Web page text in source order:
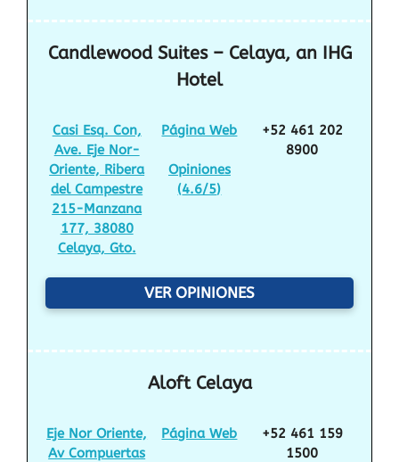
Candlewood Suites – Celaya, an IHG
Hotel
Casi Esq. Con,
Ave. Eje Nor-
Oriente, Ribera
del Campestre
215-Manzana
177, 38080
Celaya, Gto.
Página Web
Opiniones
(4.6/5)
+52 461 202
8900
VER OPINIONES
Aloft Celaya
Eje Nor Oriente,
Av Compuertas
Página Web
+52 461 159
1500